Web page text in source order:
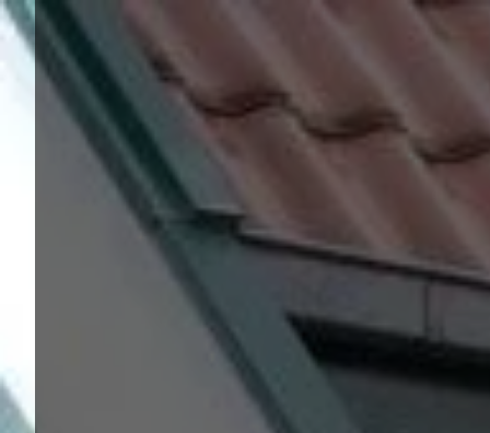
Panneau de gestion des cookies